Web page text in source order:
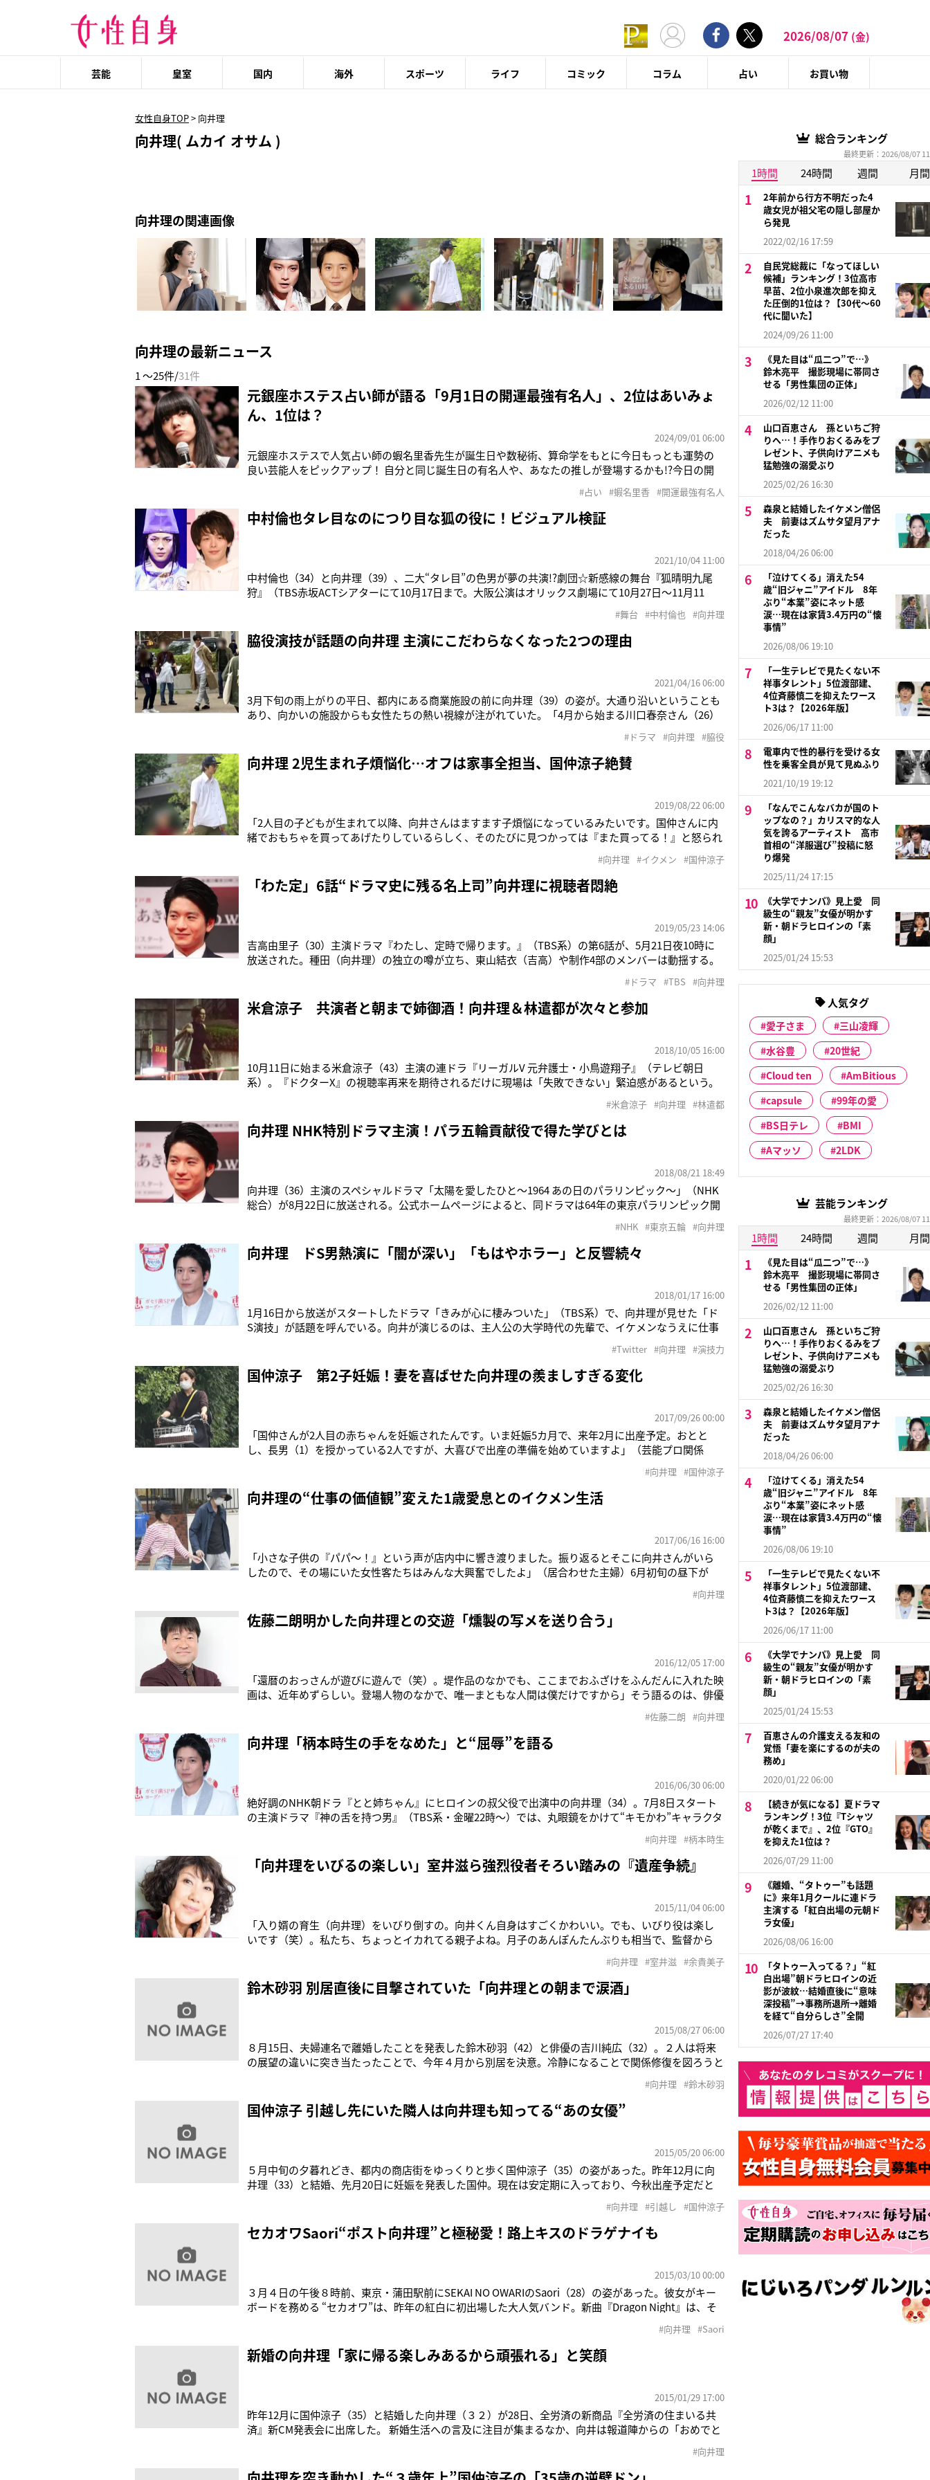
2026/08/07 (金)
芸能 皇室 国内 海外 スポーツ ライフ コミック コラム 占い お買い物
女性自身TOP> 向井理
向井理( ムカイ オサム )
向井理の関連画像
向井理の最新ニュース
1 ～25件/31件
元銀座ホステス占い師が語る「9月1日の開運最強有名人」、2位はあいみょ
ん、1位は？
2024/09/01 06:00
元銀座ホステスで人気占い師の蝦名里香先生が誕生日や数秘術、算命学をもとに今日もっとも運勢の
良い芸能人をピックアップ！ 自分と同じ誕生日の有名人や、あなたの推しが登場するかも!?今日の開
す。運気の流れとしては「柔軟な心」がキーワードなので、周囲の意見を取り入れましょう。第1位に
選ばれたのは、2月7日生ま
#占い #蝦名里香 #開運最強有名人
中村倫也タレ目なのにつり目な狐の役に！ビジュアル検証
2021/10/04 11:00
中村倫也（34）と向井理（39）、二大“タレ目”の色男が夢の共演!?劇団☆新感線の舞台『狐晴明九尾
狩』（TBS赤坂ACTシアターにて10月17日まで。大阪公演はオリックス劇場にて10月27日〜11月11
がるタレ目だが、平安時代の宮廷を舞台にした今作では、それぞれ“狐の子”を名乗る宮廷陰陽師・安倍
晴明と陰陽師
#舞台 #中村倫也 #向井理
脇役演技が話題の向井理 主演にこだわらなくなった2つの理由
2021/04/16 06:00
3月下旬の雨上がりの平日、都内にある商業施設の前に向井理（39）の姿が。大通り沿いということも
あり、向かいの施設からも女性たちの熱い視線が注がれていた。「4月から始まる川口春奈さん（26）
が、ルームシェアを契機にひとつ屋根の下での共同生活を始める物語です。向井さんは、川口さんが勤
めるインテリアメーカーの社
#ドラマ #向井理 #脇役
向井理 2児生まれ子煩悩化…オフは家事全担当、国仲涼子絶賛
2019/08/22 06:00
「2人目の子どもが生まれて以降、向井さんはますます子煩悩になっているみたいです。国仲さんに内
緒でおもちゃを買ってあげたりしているらしく、そのたびに見つかっては『また買ってる！』と怒られ
性の姿があった。向井理（37）だ。黒のキャップにハーフパンツという普段着スタイルだが、そのイ
ケメンぶりは健在。右手は第1子（3
#向井理 #イクメン #国仲涼子
「わた定」6話“ドラマ史に残る名上司”向井理に視聴者悶絶
2019/05/23 14:06
吉高由里子（30）主演ドラマ『わたし、定時で帰ります。』（TBS系）の第6話が、5月21日夜10時に
放送された。種田（向井理）の独立の噂が立ち、東山結衣（吉高）や制作4部のメンバーは動揺する。
通りにいかない。独立話や家族の問題で心に余裕がない種田は、来栖をフォローしようとするが……
というのが第6話のあらすじ
#ドラマ #TBS #向井理
米倉涼子 共演者と朝まで姉御酒！向井理＆林遣都が次々と参加
2018/10/05 16:00
10月11日に始まる米倉涼子（43）主演の連ドラ『リーガルV 元弁護士・小鳥遊翔子』（テレビ朝日
系）。『ドクターX』の視聴率再来を期待されるだけに現場は「失敗できない」緊迫感があるという。
は待ち時間に上司役の高橋英樹さんと談笑したり、自ら音頭を取って弁護士チームでラジオ体操するな
ど、現場の雰囲気は和やかにな
#米倉涼子 #向井理 #林遣都
向井理 NHK特別ドラマ主演！パラ五輪貢献役で得た学びとは
2018/08/21 18:49
向井理（36）主演のスペシャルドラマ「太陽を愛したひと～1964 あの日のパラリンピック～」（NHK
総合）が8月22日に放送される。公式ホームページによると、同ドラマは64年の東京パラリンピック開
（32）が演じるという。Twitterでは同ドラマについて《楽しみ!!東京オリンピック、パラリンピックに
向けて関心が
#NHK #東京五輪 #向井理
向井理 ドS男熱演に「闇が深い」「もはやホラー」と反響続々
2018/01/17 16:00
1月16日から放送がスタートしたドラマ「きみが心に棲みついた」（TBS系）で、向井理が見せた「ド
S演技」が話題を呼んでいる。向井が演じるのは、主人公の大学時代の先輩で、イケメンなうえに仕事
した主人公を追い詰め支配しようとする。そのドSぶりは第1話からアクセル全開。「お前は俺から逃
げられない」「本気で俺から離
#Twitter #向井理 #演技力
国仲涼子 第2子妊娠！妻を喜ばせた向井理の羨ましすぎる変化
2017/09/26 00:00
「国仲さんが2人目の赤ちゃんを妊娠されたんです。いま妊娠5カ月で、来年2月に出産予定。おとと
し、長男（1）を授かっている2人ですが、大喜びで出産の準備を始めていますよ」（芸能プロ関係
（35）と国仲のおめでた情報をキャッチしていた。先週末に本誌が2人の所属事務所へ確認を求めた結
果、本誌発売より早く公式で“妊
#向井理 #国仲涼子
向井理の“仕事の価値観”変えた1歳愛息とのイクメン生活
2017/06/16 16:00
「小さな子供の『パパ〜！』という声が店内中に響き渡りました。振り返るとそこに向井さんがいら
したので、その場にいた女性客たちはみんな大興奮でしたよ」（居合わせた主婦）6月初旬の昼下が
妻・国仲涼子（38）と長男（1）の家族3人で買いものをしていた。注目を集めながらも、真剣な顔つ
きで黙々と食材を吟味する向井夫妻。
#向井理
佐藤二朗明かした向井理との交遊「燻製の写メを送り合う」
2016/12/05 17:00
「還暦のおっさんが遊びに遊んで（笑）。堤作品のなかでも、ここまでおふざけをふんだんに入れた映
画は、近年めずらしい。登場人物のなかで、唯一まともな人間は僕だけですから」そう語るのは、俳優
男・朝永蘭丸（向井理）が、行く先々で出くわす事件をその特異な能力で鮮やかに解決。堤幸彦監督
が構想20年と長年温めた温泉ギャグ
#佐藤二朗 #向井理
向井理「柄本時生の手をなめた」と“屈辱”を語る
2016/06/30 06:00
絶好調のNHK朝ドラ『とと姉ちゃん』にヒロインの叔父役で出演中の向井理（34）。7月8日スタート
の主演ドラマ『神の舌を持つ男』（TBS系・金曜22時〜）では、丸眼鏡をかけて“キモかわ”キャラクタ
り。世間知らずですごくピュアな役。子供みたいな人なんだろうなって思いながら演じていますけ
ど、“かわいい”という要素は
#向井理 #柄本時生
「向井理をいびるの楽しい」室井滋ら強烈役者そろい踏みの『遺産争続』
2015/11/04 06:00
「入り婿の育生（向井理）をいびり倒すの。向井くん自身はすごくかわいい。でも、いびり役は楽し
いです（笑）。私たち、ちょっとイカれてる親子よね。月子のあんぽんたんぶりも相当で、監督から
の。」（室井滋・以下同）主人公の育生の妻・楓（榮倉奈々）の祖父役の伊東四朗をはじめ、義父を
岸部一徳、義母を余貴美子……と強烈なキャ
#向井理 #室井滋 #余貴美子
鈴木砂羽 別居直後に目撃されていた「向井理との朝まで涙酒」
2015/08/27 06:00
８月15日、夫婦連名で離婚したことを発表した鈴木砂羽（42）と俳優の吉川純広（32）。２人は将来
の展望の違いに突き当たったことで、今年４月から別居を決意。冷静になることで関係修復を図ろうと
れ』にも出演するなど仕事では大忙しだが、プライベートでは６月に夫の吉川に不倫疑惑が報じられ
るなど波紋を呼んでいた。当時、
#向井理 #鈴木砂羽
国仲涼子 引越し先にいた隣人は向井理も知ってる“あの女優”
2015/05/20 06:00
５月中旬の夕暮れどき、都内の商店街をゆっくりと歩く国仲涼子（35）の姿があった。昨年12月に向
井理（33）と結婚、先月20日に妊娠を発表した国仲。現在は安定期に入っており、今秋出産予定だと
うマタニティファッション。とはいえ、まだお腹は目立っていない。手には身重の体には辛そうな大き
い買い物袋が。３日分はありそ
#向井理 #引越し #国仲涼子
セカオワSaori“ポスト向井理”と極秘愛！路上キスのドラゲナイも
2015/03/10 00:00
３月４日の午後８時前、東京・蒲田駅前にSEKAI NO OWARIのSaori（28）の姿があった。彼女がキー
ボードを務める “セカオワ”は、昨年の紅白に初出場した大人気バンド。新曲『Dragon Night』は、そ
いるが、トレードマークの金髪が目を引く。駅を出ると、待っていた男性の元へ。相手は、イケメ
#向井理 #Saori
新婚の向井理「家に帰る楽しみあるから頑張れる」と笑顔
2015/01/29 17:00
昨年12月に国仲涼子（35）と結婚した向井理（３２）が28日、全労済の新商品『全労済の住まいる共
済』新CM発表会に出席した。 新婚生活への言及に注目が集まるなか、向井は報道陣からの「おめでと
すか」「挙式は決まりましたか」などの質問にはノーコメントで、左手薬指には指輪もなかった。 そ
れでもCMにちなんで住まい
#向井理
総合ランキング
最終更新：2026/08/07
1時間 24時間 週間 月間
2年前から行方不明だった4
歳女児が祖父宅の隠し部屋か
ら発見
2022/02/16 17:59
自民党総裁に「なってほしい
候補」ランキング！3位高市
早苗、2位小泉進次郎を抑え
た圧倒的1位は？【30代〜60
代に聞いた】
2024/09/26 11:00
《見た目は“瓜二つ”で…》
鈴木亮平 撮影現場に帯同さ
せる「男性集団の正体」
2026/02/12 11:00
山口百恵さん 孫といちご狩
りへ…！手作りおくるみをプ
レゼント、子供向けアニメも
猛勉強の溺愛ぶり
2025/02/26 16:30
森泉と結婚したイケメン僧侶
夫 前妻はズムサタ望月アナ
だった
2018/04/26 06:00
「泣けてくる」消えた54
歳“旧ジャニ”アイドル 8年
ぶり“本業”姿にネット感
涙…現在は家賃3.4万円の“懐
事情”
2026/08/06 19:10
「一生テレビで見たくない不
祥事タレント」5位渡部建、
4位斉藤慎二を抑えたワース
ト3は？【2026年版】
2026/06/17 11:00
電車内で性的暴行を受ける女
性を乗客全員が見て見ぬふり
2021/10/19 19:12
「なんでこんなバカが国のト
ップなの？」カリスマ的な人
気を誇るアーティスト 高市
首相の“洋服選び”投稿に怒
り爆発
2025/11/24 17:15
《大学でナンパ》見上愛 同
級生の“親友”女優が明かす
新・朝ドラヒロインの「素
顔」
2025/01/24 15:53
人気タグ
愛子さま
三山凌輝
水谷豊
20世紀
Cloud ten
AmBitious
capsule
99年の愛
BS日テレ
BMI
Aマッソ
2LDK
芸能ランキング
最終更新：2026/08/07
1時間 24時間 週間 月間
《見た目は“瓜二つ”で…》
鈴木亮平 撮影現場に帯同さ
せる「男性集団の正体」
2026/02/12 11:00
山口百恵さん 孫といちご狩
りへ…！手作りおくるみをプ
レゼント、子供向けアニメも
猛勉強の溺愛ぶり
2025/02/26 16:30
森泉と結婚したイケメン僧侶
夫 前妻はズムサタ望月アナ
だった
2018/04/26 06:00
「泣けてくる」消えた54
歳“旧ジャニ”アイドル 8年
ぶり“本業”姿にネット感
涙…現在は家賃3.4万円の“懐
事情”
2026/08/06 19:10
「一生テレビで見たくない不
祥事タレント」5位渡部建、
4位斉藤慎二を抑えたワース
ト3は？【2026年版】
2026/06/17 11:00
《大学でナンパ》見上愛 同
級生の“親友”女優が明かす
新・朝ドラヒロインの「素
顔」
2025/01/24 15:53
百恵さんの介護支える友和の
覚悟「妻を楽にするのが夫の
務め」
2020/01/22 06:00
【続きが気になる】夏ドラマ
ランキング！3位『Tシャツ
が乾くまで』、2位『GTO』
を抑えた1位は？
2026/07/29 11:00
《離婚、“タトゥー”も話題
に》来年1月クールに連ドラ
主演する「紅白出場の元朝ド
ラ女優」
2026/08/06 16:00
「タトゥー入ってる？」“紅
白出場”朝ドラヒロインの近
影が波紋…結婚直後に“意味
深投稿”→事務所退所→離婚
を経て“自分らしさ”全開
2026/07/27 17:40